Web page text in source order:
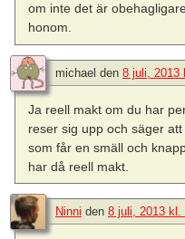
om inte det är
honom.
michael den 8 juli, 2013
Ja reell makt om du har
reser sig upp och säger
som får en smäll och
har då reell makt.
Ninni den 8 juli, 2013 kl.